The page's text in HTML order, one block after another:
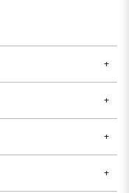
+
+
+
+